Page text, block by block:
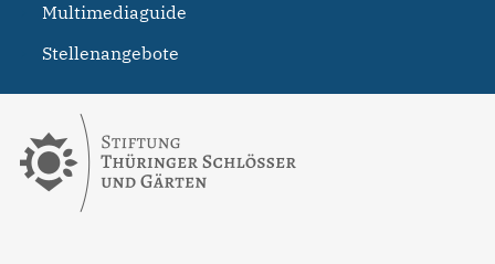
Multimediaguide
Stellenangebote